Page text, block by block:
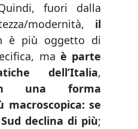
fuori dalla
modernità, il
è più oggetto di
ma è parte
dell’Italia,
una forma
macroscopica: se
declina di più;